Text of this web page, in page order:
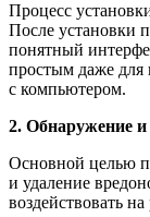
Процесс
После установки
понятный
простым даже для
с компьютером.
2. Обнаружение и
Основной целью
и удаление
воздействовать